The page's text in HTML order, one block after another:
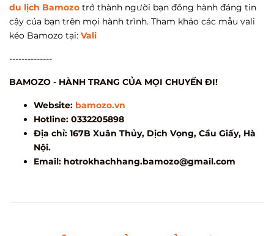
du lịch Bamozo trở thành người bạn đồng hành đáng tin
cậy của bạn trên mọi hành trình. Tham khảo các mẫu vali
kéo Bamozo tại: Vali
--------------
BAMOZO - HÀNH TRANG CỦA MỌI CHUYẾN ĐI!
Website: bamozo.vn
Hotline: 0332205898
Địa chỉ: 167B Xuân Thủy, Dịch Vọng, Cầu Giấy, Hà
Nội.
Email: hotrokhachhang.bamozo@gmail.com